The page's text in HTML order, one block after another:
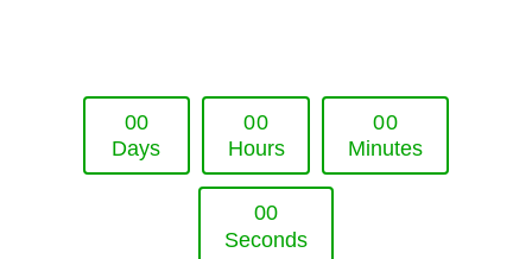
00
Days
00
Hours
00
Minutes
00
Seconds